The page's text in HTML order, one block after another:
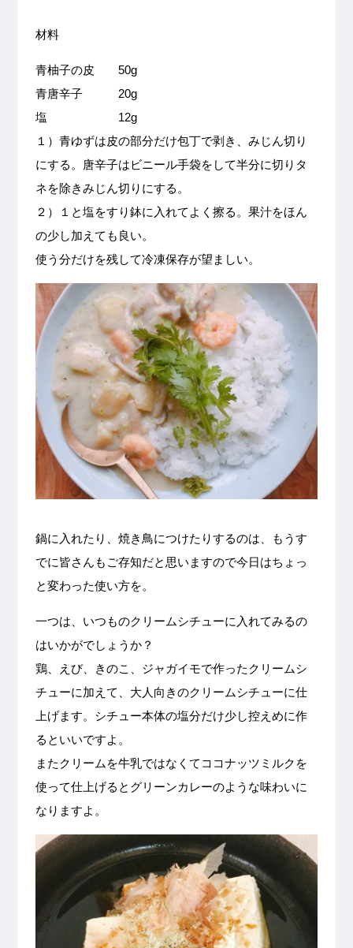
材料
青柚子の皮 50g
青唐辛子 20g
塩 12g
１）青ゆずは皮の部分だけ包丁で剥き、みじん切り
にする。唐辛子はビニール手袋をして半分に切りタ
ネを除きみじん切りにする。
２）１と塩をすり鉢に入れてよく擦る。果汁をほん
の少し加えても良い。
使う分だけを残して冷凍保存が望ましい。
鍋に入れたり、焼き鳥につけたりするのは、もうす
でに皆さんもご存知だと思いますので今日はちょっ
と変わった使い方を。
一つは、いつものクリームシチューに入れてみるの
はいかがでしょうか？
鶏、えび、きのこ、ジャガイモで作ったクリームシ
チューに加えて、大人向きのクリームシチューに仕
上げます。シチュー本体の塩分だけ少し控えめに作
るといいですよ。
またクリームを牛乳ではなくてココナッツミルクを
使って仕上げるとグリーンカレーのような味わいに
なりますよ。